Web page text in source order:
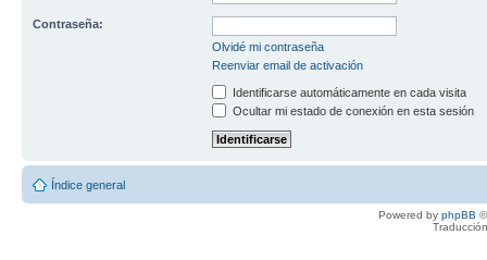
Contraseña:
Olvidé mi contraseña
Reenviar email de activación
Identificarse automáticamente en cada visita
Ocultar mi estado de conexión en esta sesión
Índice general
Powered by phpBB